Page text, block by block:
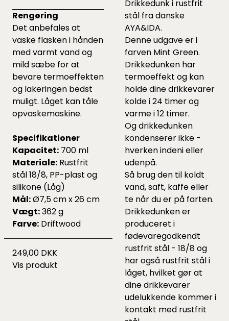
Rengøring
Det anbefales at
vaske flasken i hånden
med varmt vand og
mild sæbe for at
bevare termoeffekten
og lakeringen bedst
muligt. Låget kan tåle
opvaskemaskine.
Specifikationer
Kapacitet: 700 ml
Materiale: Rustfrit
stål 18/8, PP-plast og
silikone (Låg)
Mål:Ø7,5 cm x 26 cm
Vægt:362 g
Farve: Driftwood
249,00 DKK
Vis produkt
Drikkedunk i rustfrit
stål fra danske
AYA&IDA.
Denne udgave er i
farven Mint Green.
Drikkedunken har
termoeffekt og kan
holde dine drikkevarer
kolde i 24 timer og
varme i 12 timer.
Og drikkedunken
kondenserer ikke -
hverken indeni eller
udenpå.
Så brug den til koldt
vand, saft, kaffe eller
te når du er på farten.
Drikkedunken er
produceret i
fødevaregodkendt
rustfrit stål - 18/8 og
har også rustfrit stål i
låget, hvilket gør at
dine drikkevarer
udelukkende kommer i
kontakt med rustfrit